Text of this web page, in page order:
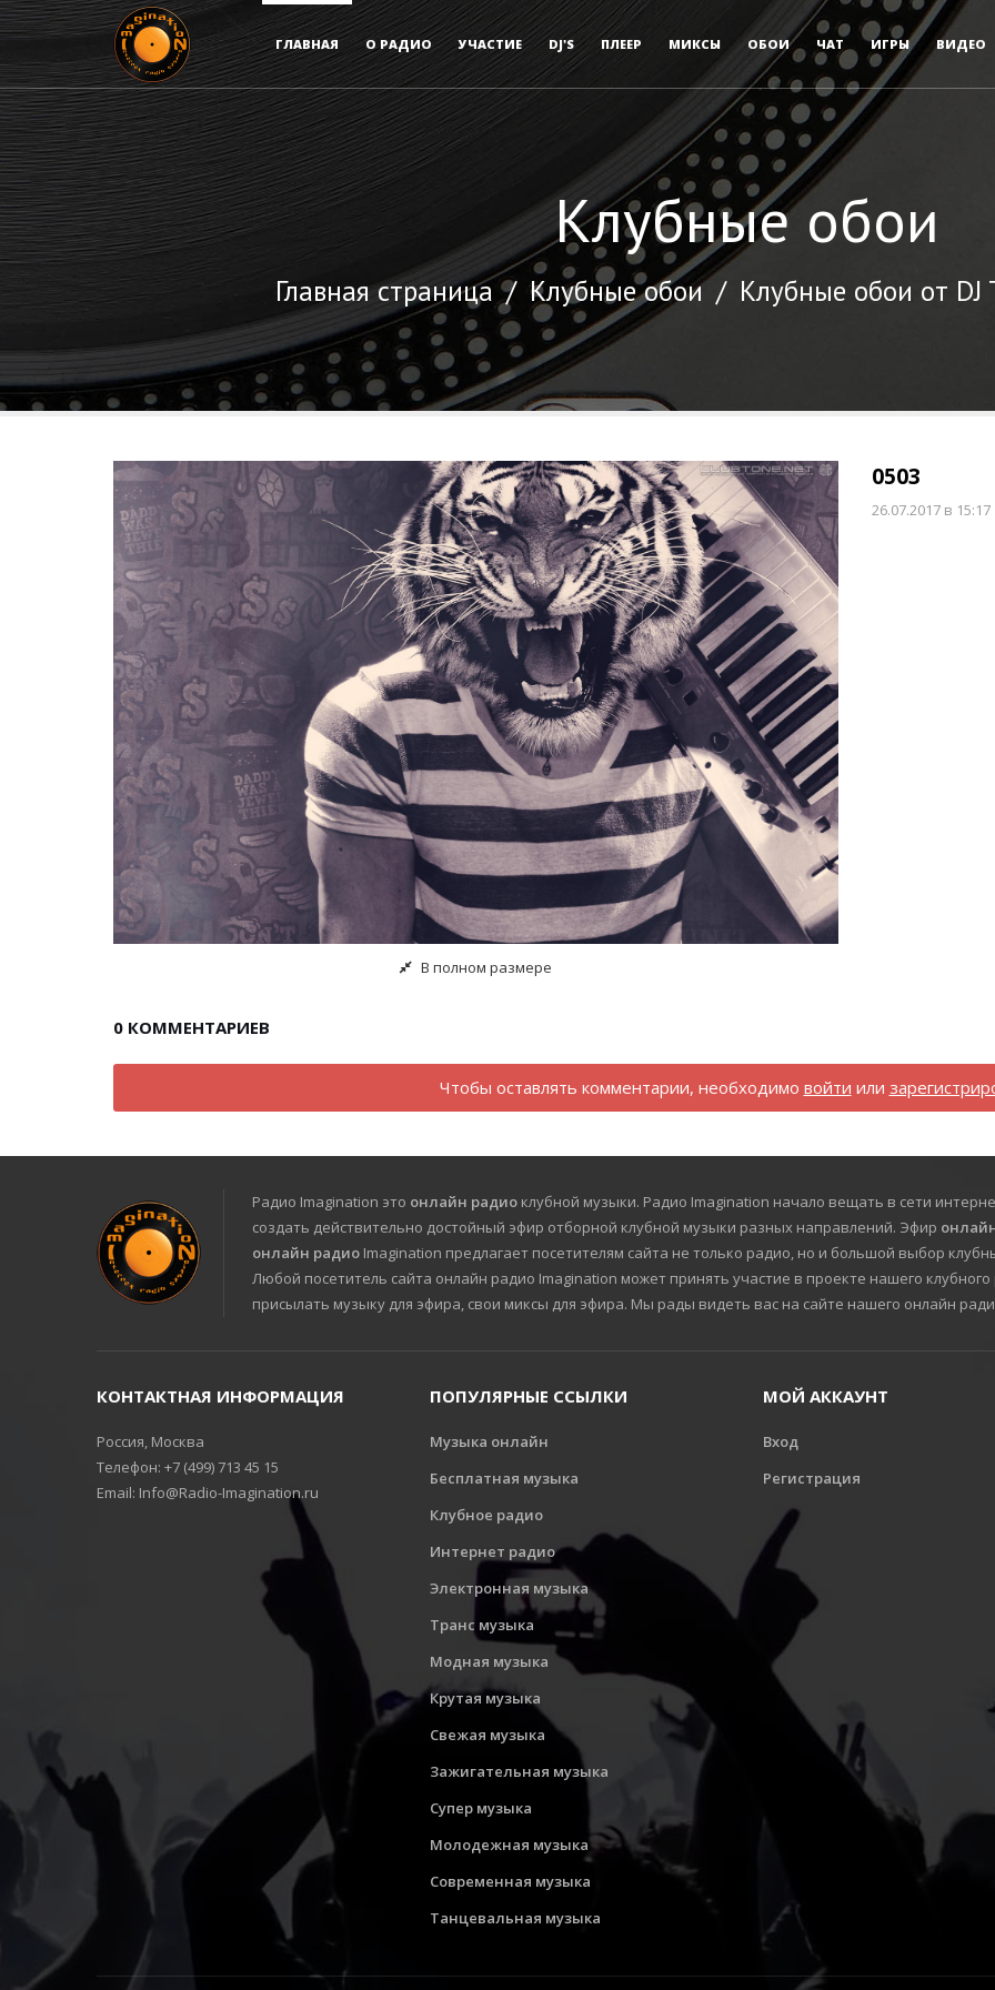
ГЛАВНАЯ О РАДИО УЧАСТИЕ DJ'S ПЛЕЕР МИКСЫ ОБОИ ЧАТ ИГРЫ ВИДЕО
Клубные обои
Главная страница / Клубные обои / Клубные обои от DJ
В полном размере
0503
26.07.2017в 15:17
0 КОММЕНТАРИЕВ
Чтобы оставлять комментарии, необходимо войти или
Радио Imagination это онлайн радио клубной музыки. Радио Imagination начало вещать в сети
создать действительно достойный эфир отборной клубной музыки разных направлений. Эфир
онлайн радио Imagination предлагает посетителям сайта не только радио, но и большой выбор
Любой посетитель сайта онлайн радио Imagination может принять участие в проекте нашего
присылать музыку для эфира, свои миксы для эфира. Мы рады видеть вас на сайте нашего онлайн
КОНТАКТНАЯ ИНФОРМАЦИЯ
Россия, Москва
Телефон: +7 (499) 713 45 15
Email: Info@Radio-Imagination.ru
ПОПУЛЯРНЫЕ ССЫЛКИ
Музыка онлайн
Бесплатная музыка
Клубное радио
Интернет радио
Электронная музыка
Транс музыка
Модная музыка
Крутая музыка
Свежая музыка
Зажигательная музыка
Супер музыка
Молодежная музыка
Современная музыка
Танцевальная музыка
МОЙ АККАУНТ
Вход
Регистрация